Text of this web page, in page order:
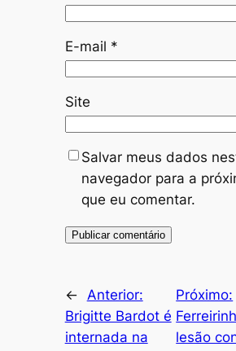
E-mail *
Site
Salvar meus dados
navegador para a
que eu comentar.
←
Anterior:
Brigitte Bardot é
internada na
Próximo:
lesão